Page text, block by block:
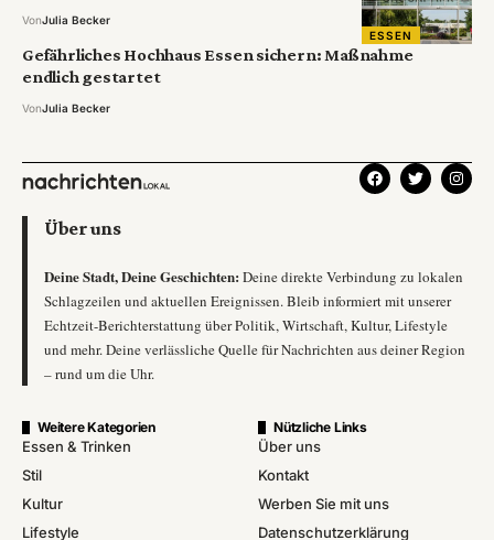
ESSEN
VonJulia Becker
Gefährliches Hochhaus Essen sichern: Maßnahme
endlich gestartet
VonJulia Becker
Über uns
Deine Stadt, Deine Geschichten: Deine direkte Verbindung zu lokalen
Schlagzeilen und aktuellen Ereignissen. Bleib informiert mit unserer
Echtzeit-Berichterstattung über Politik, Wirtschaft, Kultur, Lifestyle
und mehr. Deine verlässliche Quelle für Nachrichten aus deiner Region
– rund um die Uhr.
Weitere Kategorien
Essen & Trinken
Stil
Kultur
Lifestyle
Nützliche Links
Über uns
Kontakt
Werben Sie mit uns
Datenschutzerklärung